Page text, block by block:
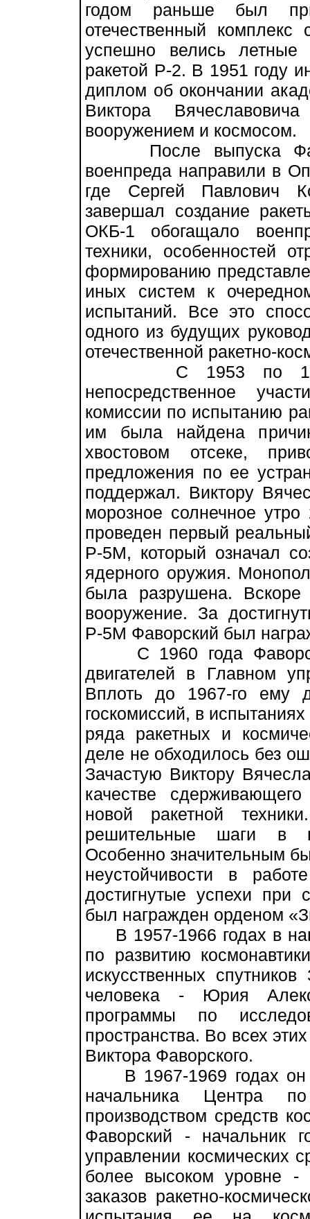
годом раньше был
отечественный
успешно велись летные
ракетой Р-2. В 1951 году
диплом об окончании
Виктора
вооружением и космосом.
После выпуска
военпреда направили в
где Сергей Павлович
завершал создание
ОКБ-1 обогащало
техники, особенностей
формированию
иных систем к
испытаний. Все это
одного из будущих
отечественной ракетно-
С 1953 по 1959
непосредственное
комиссии по испытанию
им была найдена
хвостовом отсеке,
предложения по ее
поддержал. Виктору
морозное солнечное
проведен первый
Р-5М, который означал
ядерного оружия.
была разрушена.
вооружение. За
Р-5М Фаворский был
С 1960 года
двигателей в Главном
Вплоть до 1967-го ему
госкомиссий, в
ряда ракетных и
деле не обходилось без
Зачастую Виктору
качестве
новой ракетной
решительные шаги в
Особенно значительным
неустойчивости в
достигнутые успехи при
был награжден орденом
В 1957-1966 годах в
по развитию
искусственных
человека - Юрия
программы по
пространства. Во всех
Виктора Фаворского.
В 1967-1969 годах он
начальника Центра
производством средств
Фаворский - начальник
управлении космических
более высоком уровне -
заказов ракетно-